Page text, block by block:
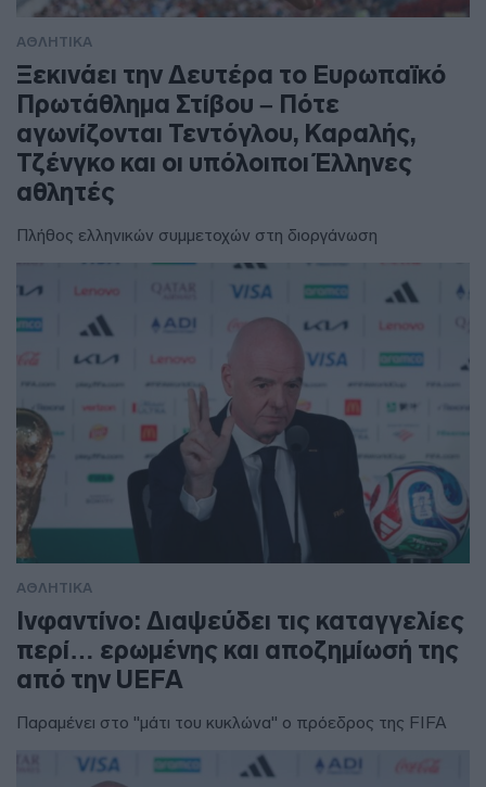
ΑΘΛΗΤΙΚΑ
Ξεκινάει την Δευτέρα το Ευρωπαϊκό
Πρωτάθλημα Στίβου – Πότε
αγωνίζονται Τεντόγλου, Καραλής,
Τζένγκο και οι υπόλοιποι Έλληνες
αθλητές
Πλήθος ελληνικών συμμετοχών στη διοργάνωση
ΑΘΛΗΤΙΚΑ
Ινφαντίνο: Διαψεύδει τις καταγγελίες
περί… ερωμένης και αποζημίωσή της
από την UEFA
Παραμένει στο "μάτι του κυκλώνα" ο πρόεδρος της FIFA